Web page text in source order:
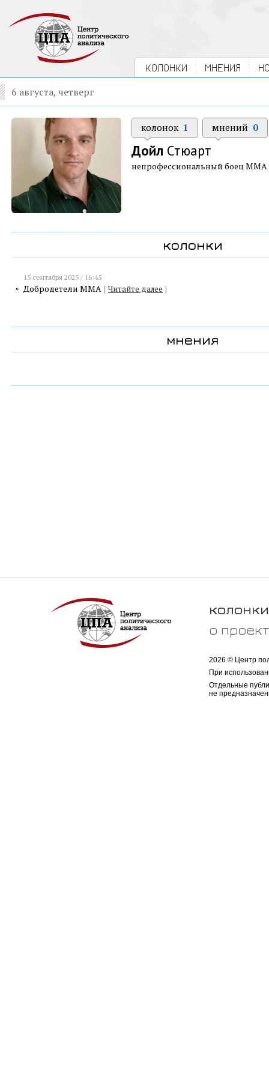
КОЛОНКИ МНЕНИЯ
6 августа, четверг
колонок 1 мнений 0
Дойл Стюарт
непрофессиональный боец ММА
колонки
15 сентября 2025 / 16:45
Добродетели ММА { Читайте далее }
мнения
колонки
о
2026 © Центр
При
Отдельные
не